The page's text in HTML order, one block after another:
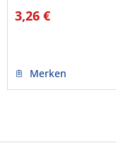
3,26 €
Merken